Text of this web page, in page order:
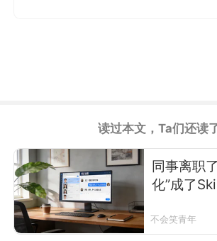
读过本文，Ta们还读
同事离职
化”成了
防了。
不会笑青年